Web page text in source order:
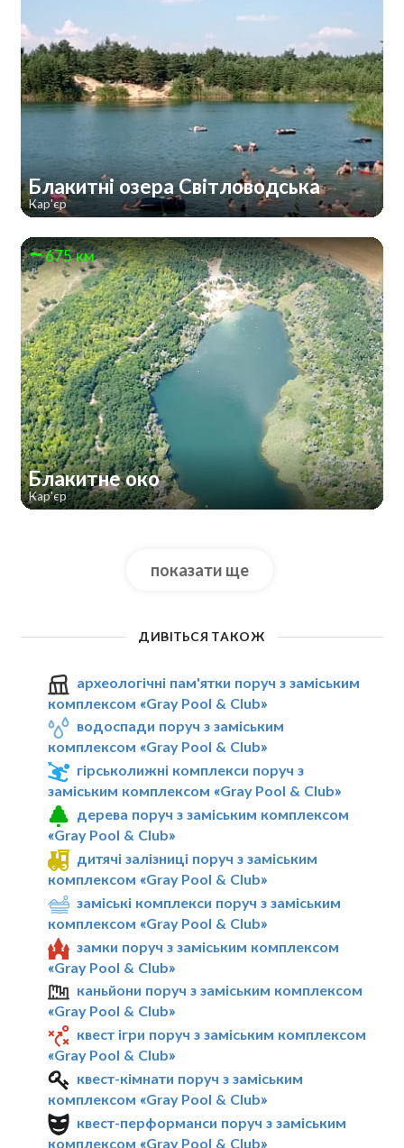
Блакитні озера Світловодська
Кар'єр
675 км
Блакитне око
Кар'єр
показати ще
ДИВІТЬСЯ ТАКОЖ
археологічні пам'ятки поруч з заміським
комплексом «Gray Pool & Club»
водоспади поруч з заміським
комплексом «Gray Pool & Club»
гірськолижні комплекси поруч з
заміським комплексом «Gray Pool & Club»
дерева поруч з заміським комплексом
«Gray Pool & Club»
дитячі залізниці поруч з заміським
комплексом «Gray Pool & Club»
заміські комплекси поруч з заміським
комплексом «Gray Pool & Club»
замки поруч з заміським комплексом
«Gray Pool & Club»
каньйони поруч з заміським комплексом
«Gray Pool & Club»
квест ігри поруч з заміським комплексом
«Gray Pool & Club»
квест-кімнати поруч з заміським
комплексом «Gray Pool & Club»
квест-перформанси поруч з заміським
комплексом «Gray Pool & Club»